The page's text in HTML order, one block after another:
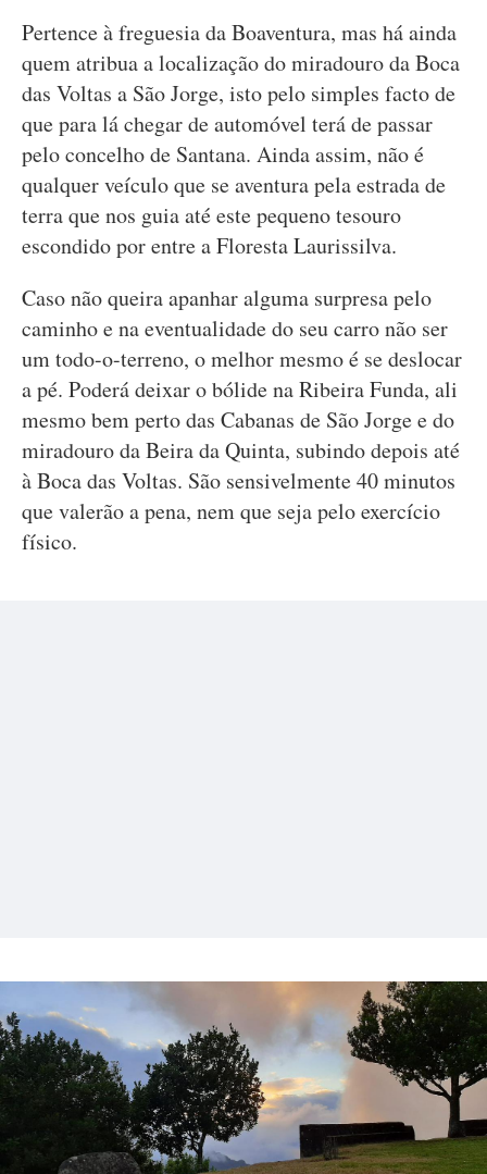
Pertence à freguesia da Boaventura, mas há ainda
quem atribua a localização do miradouro da Boca
das Voltas a São Jorge, isto pelo simples facto de
que para lá chegar de automóvel terá de passar
pelo concelho de Santana. Ainda assim, não é
qualquer veículo que se aventura pela estrada de
terra que nos guia até este pequeno tesouro
escondido por entre a Floresta Laurissilva.
Caso não queira apanhar alguma surpresa pelo
caminho e na eventualidade do seu carro não ser
um todo-o-terreno, o melhor mesmo é se deslocar
a pé. Poderá deixar o bólide na Ribeira Funda, ali
mesmo bem perto das Cabanas de São Jorge e do
miradouro da Beira da Quinta, subindo depois até
à Boca das Voltas. São sensivelmente 40 minutos
que valerão a pena, nem que seja pelo exercício
físico.